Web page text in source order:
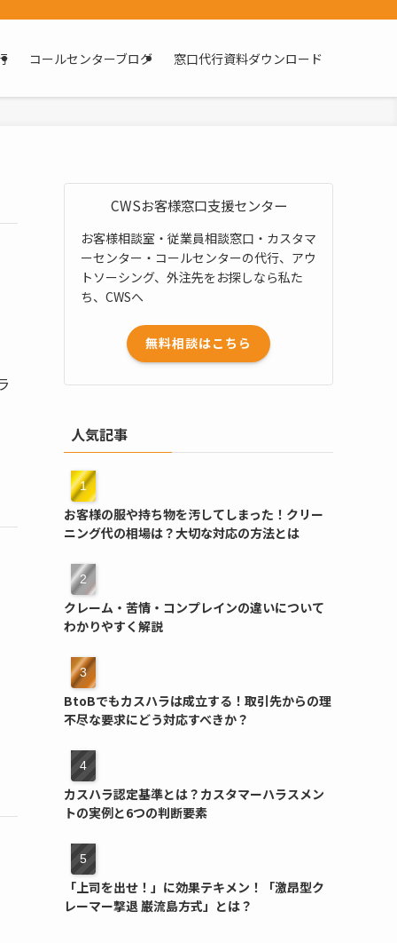
コールセンターブログ 窓口代行資料ダウンロード
CWSお客様窓口支援センター
お客様相談室・従業員相談窓口・カスタマ
ーセンター・コールセンターの代行、アウ
トソーシング、外注先をお探しなら私た
ち、CWSへ
無料相談はこちら
人気記事
お客様の服や持ち物を汚してしまった！クリー
ニング代の相場は？大切な対応の方法とは
クレーム・苦情・コンプレインの違いについて
わかりやすく解説
BtoBでもカスハラは成立する！取引先からの理
不尽な要求にどう対応すべきか？
カスハラ認定基準とは？カスタマーハラスメン
トの実例と6つの判断要素
「上司を出せ！」に効果テキメン！「激昂型ク
レーマー撃退 巌流島方式」とは？